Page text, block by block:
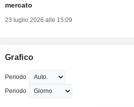
mercato
23 luglio 2026 alle 15:09
Grafico
Periodo
Periodo